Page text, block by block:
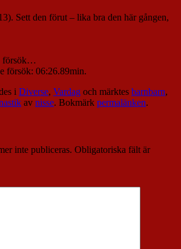
Sett den förut – lika bra den här gången,
försök…
försök: 06:26.89min.
i Diverse, Vardag och märktes barnbarn,
av nisse. Bokmärk permalänken.
inte publiceras. Obligatoriska fält är